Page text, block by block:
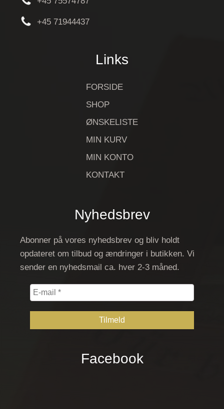
+45 71944437
Links
FORSIDE
SHOP
ØNSKELISTE
MIN KURV
MIN KONTO
KONTAKT
Nyhedsbrev
Abonner på vores nyhedsbrev og bliv holdt
opdateret om tilbud og ændringer i butikken. Vi
sender en nyhedsmail ca. hver 2-3 måned.
E-
mail
Facebook